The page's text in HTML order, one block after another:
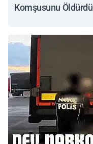
Komşusunu Öldürdü